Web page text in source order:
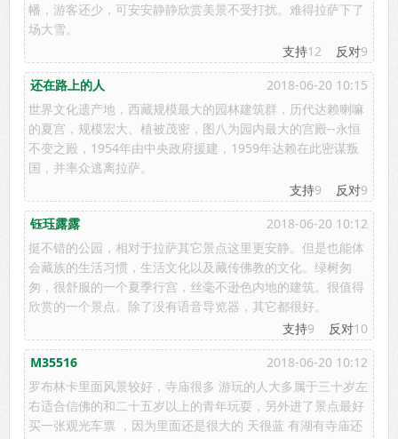
幡，游客还少，可安安静静欣赏美景不受打扰。难得拉萨下了
场大雪。
支持12 反对9
还在路上的人
2018-06-20 10:15
世界文化遗产地，西藏规模最大的园林建筑群，历代达赖喇嘛
的夏宫，规模宏大、植被茂密，图八为园内最大的宫殿--永恒
不变之殿，1954年由中央政府援建，1959年达赖在此密谋叛
国，并率众逃离拉萨。
支持9 反对9
钰珏露露
2018-06-20 10:12
挺不错的公园，相对于拉萨其它景点这里更安静。但是也能体
会藏族的生活习惯，生活文化以及藏传佛教的文化。绿树匆
匆，很舒服的一个夏季行宫，丝毫不逊色内地的建筑。很值得
欣赏的一个景点。除了没有语音导览器，其它都很好。
支持9 反对10
M35516
2018-06-20 10:12
罗布林卡里面风景较好，寺庙很多 游玩的人大多属于三十岁左
右适合信佛的和二十五岁以上的青年玩耍，另外进了景点最好
买一张观光车票 ，因为里面还是很大的 天很蓝 有湖有寺庙还